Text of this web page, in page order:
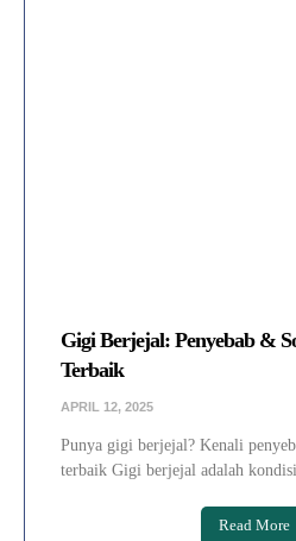
Gigi Berjejal: Penyebab &
Terbaik
APRIL 12, 2025
Punya gigi berjejal? Kenali
terbaik Gigi berjejal adalah
Read More